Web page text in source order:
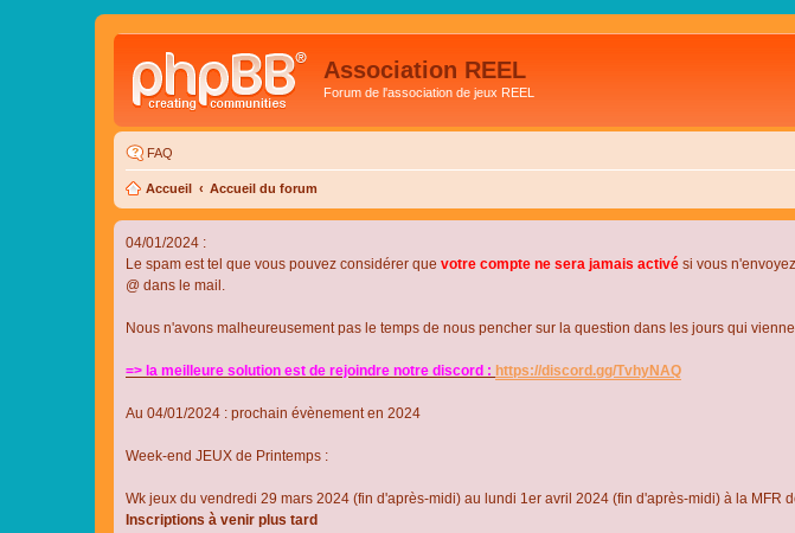
Association REEL
Forum de l'association de jeux REEL
FAQ
Accueil Accueil du forum
04/01/2024 :
Le spam est tel que vous pouvez considérer que votre compte ne sera jamais activé si vous
@ dans le mail.
Nous n'avons malheureusement pas le temps de nous pencher sur la question dans les jours qui
=> la meilleure solution est de rejoindre notre discord : https://discord.gg/TvhyNAQ
Au 04/01/2024 : prochain évènement en 2024
Week-end JEUX de Printemps :
Wk jeux du vendredi 29 mars 2024 (fin d'après-midi) au lundi 1er avril 2024 (fin d'après-midi) à la MFR
Inscriptions à venir plus tard